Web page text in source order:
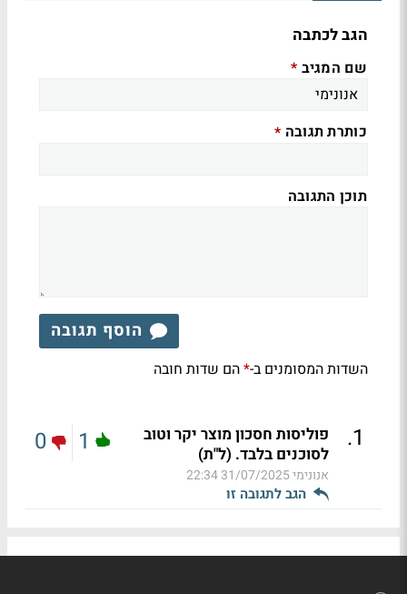
הגב לכתבה
שם המגיב *
כותרת תגובה *
תוכן התגובה
הוסף תגובה
השדות המסומנים ב-*הם שדות חובה
1
.
פוליסות חסכון מוצר יקר וטוב
לסוכנים בלבד. (ל"ת)
אנונימי31/07/2025 22:34
הגב לתגובה זו
1
0